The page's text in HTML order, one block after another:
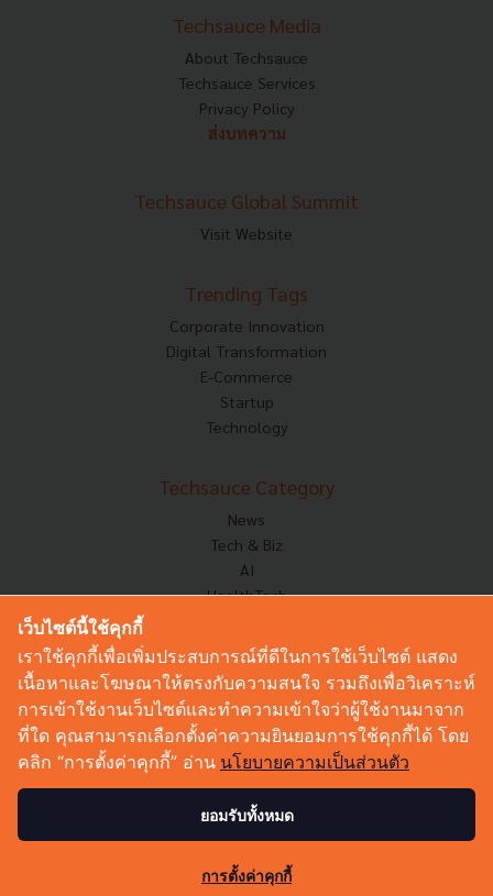
Techsauce Media
About Techsauce
Techsauce Services
Privacy Policy
ส่งบทความ
Techsauce Global Summit
Visit Website
Trending Tags
Corporate Innovation
Digital Transformation
E-Commerce
Startup
Technology
Techsauce Category
News
Tech & Biz
AI
HealthTech
Corp Innov
Saucy Thoughts
Based On
Sustainable
Videos
Podcast
© Copyright 2026 :Techsauce All rights reserved.
เว็บไซต์นี้ใช้คุกกี้
เราใช้คุกกี้เพื่อเพิ่มประสบการณ์ที่ดีในการใช้เว็บไซต์ แสดง
เนื้อหาและโฆษณาให้ตรงกับความสนใจ รวมถึงเพื่อวิเคราะห์
การเข้าใช้งานเว็บไซต์และทำความเข้าใจว่าผู้ใช้งานมาจาก
ที่ใด คุณสามารถเลือกตั้งค่าความยินยอมการใช้คุกกี้ได้ โดย
คลิก “การตั้งค่าคุกกี้” อ่าน นโยบายความเป็นส่วนตัว
ยอมรับทั้งหมด
การตั้งค่าคุกกี้